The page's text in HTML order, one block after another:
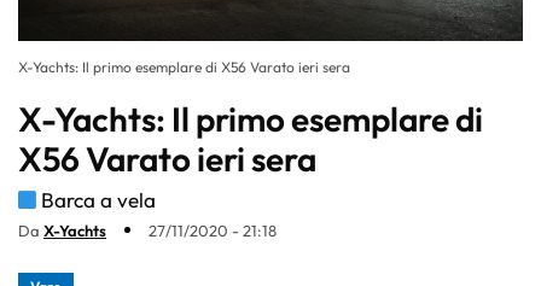
X-Yachts: Il primo esemplare di X56 Varato ieri sera
X-Yachts: Il primo esemplare di
X56 Varato ieri sera
Barca a vela
Da X-Yachts 27/11/2020 - 21:18